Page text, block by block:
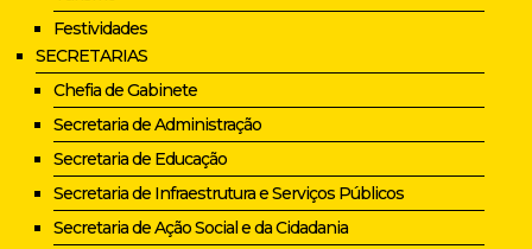
Festividades
SECRETARIAS
Chefia de Gabinete
Secretaria de Administração
Secretaria de Educação
Secretaria de Infraestrutura e Serviços Públicos
Secretaria de Ação Social e da Cidadania